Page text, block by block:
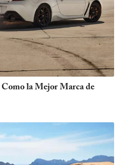
la Mejor Marca de